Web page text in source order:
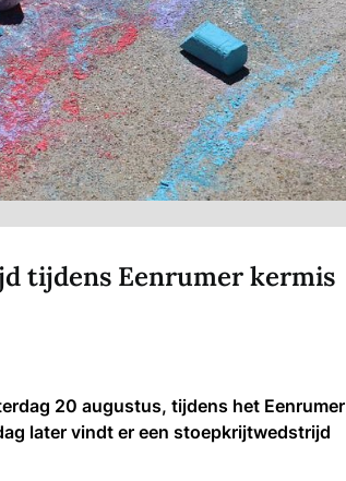
tijdens Eenrumer kermis
20 augustus, tijdens het Eenrumer
later vindt er een stoepkrijtwedstrijd